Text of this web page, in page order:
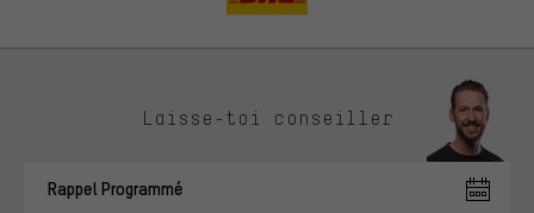
Laisse-toi conseiller
Rappel Programmé
Des offres plus adaptées
Au lieu de pubs au hasard, nous afficherons des offres plus
intérêts et à te présenter des offres et des conseils sur mesure.